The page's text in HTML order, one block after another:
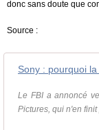
donc sans doute que
Source :
Sony : pourquoi
Le FBI a annoncé
Pictures, qui n'en